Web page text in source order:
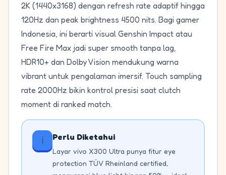
2K (1440x3168) dengan refresh rate adaptif hingga
120Hz dan peak brightness 4500 nits. Bagi gamer
Indonesia, ini berarti visual Genshin Impact atau
Free Fire Max jadi super smooth tanpa lag,
HDR10+ dan Dolby Vision mendukung warna
vibrant untuk pengalaman imersif. Touch sampling
rate 2000Hz bikin kontrol presisi saat clutch
moment di ranked match.
ℹ️ Perlu Diketahui
Layar vivo X300 Ultra punya fitur eye
protection TÜV Rheinland certified,